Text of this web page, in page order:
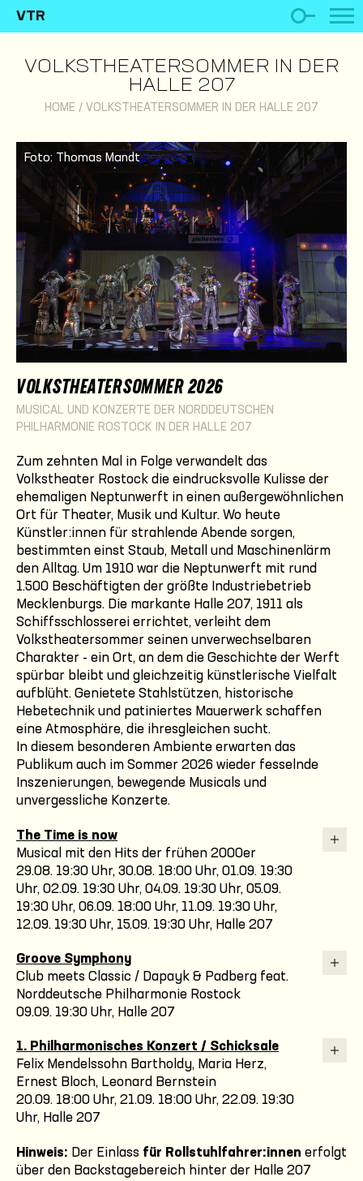
VTR
VOLKSTHEATERSOMMER IN DER
HALLE 207
HOME / VOLKSTHEATERSOMMER IN DER HALLE 207
Foto: Thomas Mandt
VOLKSTHEATERSOMMER 2026
MUSICAL UND KONZERTE DER NORDDEUTSCHEN
PHILHARMONIE ROSTOCK IN DER HALLE 207
Zum zehnten Mal in Folge verwandelt das
Volkstheater Rostock die eindrucksvolle Kulisse der
ehemaligen Neptunwerft in einen außergewöhnlichen
Ort für Theater, Musik und Kultur. Wo heute
Künstler:innen für strahlende Abende sorgen,
bestimmten einst Staub, Metall und Maschinenlärm
den Alltag. Um 1910 war die Neptunwerft mit rund
1.500 Beschäftigten der größte Industriebetrieb
Mecklenburgs. Die markante Halle 207, 1911 als
Schiffsschlosserei errichtet, verleiht dem
Volkstheatersommer seinen unverwechselbaren
Charakter - ein Ort, an dem die Geschichte der Werft
spürbar bleibt und gleichzeitig künstlerische Vielfalt
aufblüht. Genietete Stahlstützen, historische
Hebetechnik und patiniertes Mauerwerk schaffen
eine Atmosphäre, die ihresgleichen sucht.
In diesem besonderen Ambiente erwarten das
Publikum auch im Sommer 2026 wieder fesselnde
Inszenierungen, bewegende Musicals und
unvergessliche Konzerte.
The Time is now
Musical mit den Hits der frühen 2000er
29.08. 19:30 Uhr, 30.08. 18:00 Uhr, 01.09. 19:30
Uhr, 02.09. 19:30 Uhr, 04.09. 19:30 Uhr, 05.09.
19:30 Uhr, 06.09. 18:00 Uhr, 11.09. 19:30 Uhr,
12.09. 19:30 Uhr, 15.09. 19:30 Uhr, Halle 207
Groove Symphony
Club meets Classic / Dapayk & Padberg feat.
Norddeutsche Philharmonie Rostock
09.09. 19:30 Uhr, Halle 207
1. Philharmonisches Konzert / Schicksale
Felix Mendelssohn Bartholdy, Maria Herz,
Ernest Bloch, Leonard Bernstein
20.09. 18:00 Uhr, 21.09. 18:00 Uhr, 22.09. 19:30
Uhr, Halle 207
Hinweis: Der Einlass für Rollstuhlfahrer:innen erfolgt
über den Backstagebereich hinter der Halle 207